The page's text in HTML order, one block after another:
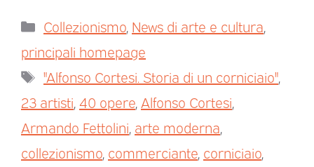
Collezionismo News di arte e cultura
principali homepage
"Alfonso Cortesi. Storia di un corniciaio"
23 artisti 40 opere Alfonso Cortesi
Armando Fettolini arte moderna
collezionismo commerciante corniciaio